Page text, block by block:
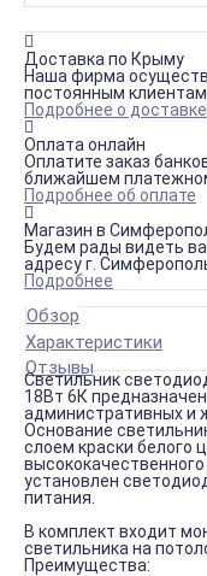
Доставка по Крыму
Наша фирма
постоянным
Подробнее о доставке
Оплата онлайн
Оплатите заказ
ближайшем
Подробнее об оплате
Магазин в
Будем рады видеть
адресу г.
Подробнее
Обзор
Характеристики
Отзывы
Светильник
18Вт 6К
административных и
Основание
слоем краски белого
установлен
питания.
В комплект входит
светильника на
Преимущества: